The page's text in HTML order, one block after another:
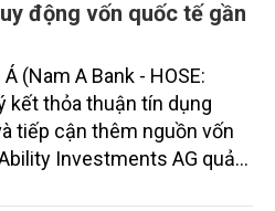
vốn xanh từ Thụy Sĩ,
động vốn quốc tế gần
(Nam A Bank - HOSE:
kết thỏa thuận tín dụng
tiếp cận thêm nguồn vốn
Investments AG quản